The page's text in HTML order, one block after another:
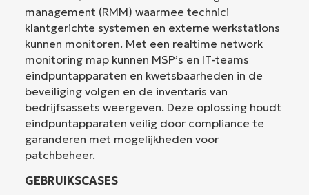
management (RMM) waarmee technici
klantgerichte systemen en externe werkstations
kunnen monitoren. Met een realtime network
monitoring map kunnen MSP’s en IT-teams
eindpuntapparaten en kwetsbaarheden in de
beveiliging volgen en de inventaris van
bedrijfsassets weergeven. Deze oplossing houdt
eindpuntapparaten veilig door compliance te
garanderen met mogelijkheden voor
patchbeheer.
GEBRUIKSCASES